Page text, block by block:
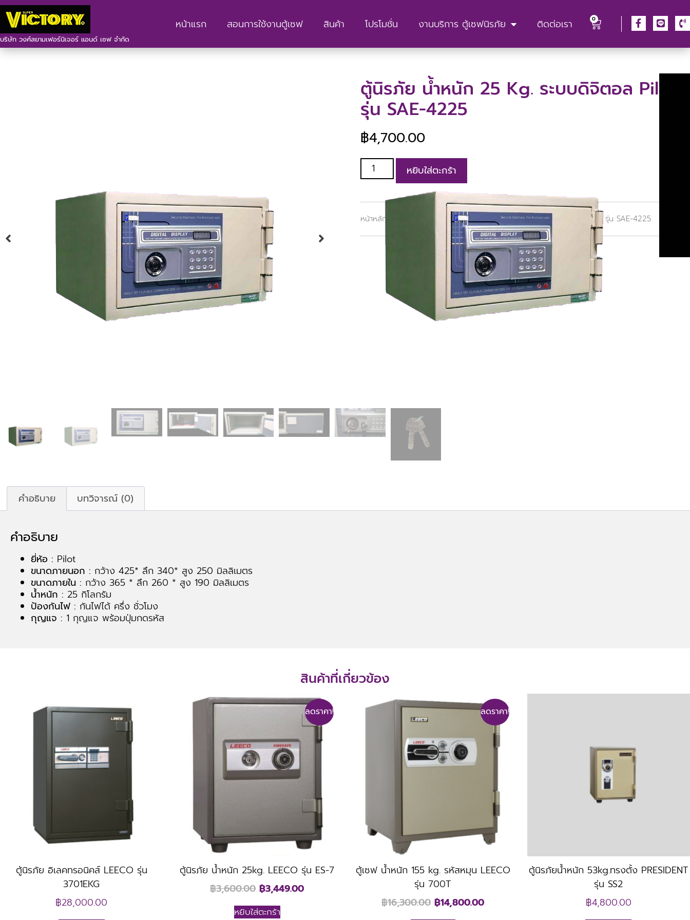
บริษัท วงศ์สยามเฟอร์นิเจอร์ แอนด์ เซฟ จำกัด
หน้าแรก สอนการใช้งานตู้เซฟ สินค้า โปรโมชั่น งานบริการ ตู้เซฟนิรภัย ติดต่อเรา 0
ตู้นิรภัย น้ำหนัก 25 Kg. ระบบดิจิตอล Pilot
รุ่น SAE-4225
฿4,700.00
หยิบใส่ตะกร้า
หน้าหลัก ตู้เซฟ Pilot/ ตู้นิรภัย น้ำหนัก 25 Kg. ระบบดิจิตอล Pilot รุ่น SAE-4225
คำอธิบาย บทวิจารณ์ (0)
คำอธิบาย
ยี่ห้อ : Pilot
ขนาดภายนอก : กว้าง 425* ลึก 340* สูง 250 มิลลิเมตร
ขนาดภายใน : กว้าง 365 * ลึก 260 * สูง 190 มิลลิเมตร
น้ำหนัก : 25 กิโลกรัม
ป้องกันไฟ : กันไฟได้ ครึ่ง ชั่วโมง
กุญแจ : 1 กุญแจ พร้อมปุ่มกดรหัส
สินค้าที่เกี่ยวข้อง
ตู้นิรภัย อิเลคทรอนิคส์ LEECO รุ่น
3701EKG
฿28,000.00
ลดราคา!
ตู้นิรภัย น้ำหนัก 25kg. LEECO รุ่น ES-7
฿3,600.00 ฿3,449.00
หยิบใส่ตะกร้า
ลดราคา!
ตู้เซฟ น้ำหนัก 155 kg. รหัสหมุน LEECO
รุ่น 700T
฿16,300.00 ฿14,800.00
ตู้นิรภัยน้ำหนัก 53kg.ทรงตั้ง PRESIDENT
รุ่น SS2
฿4,800.00